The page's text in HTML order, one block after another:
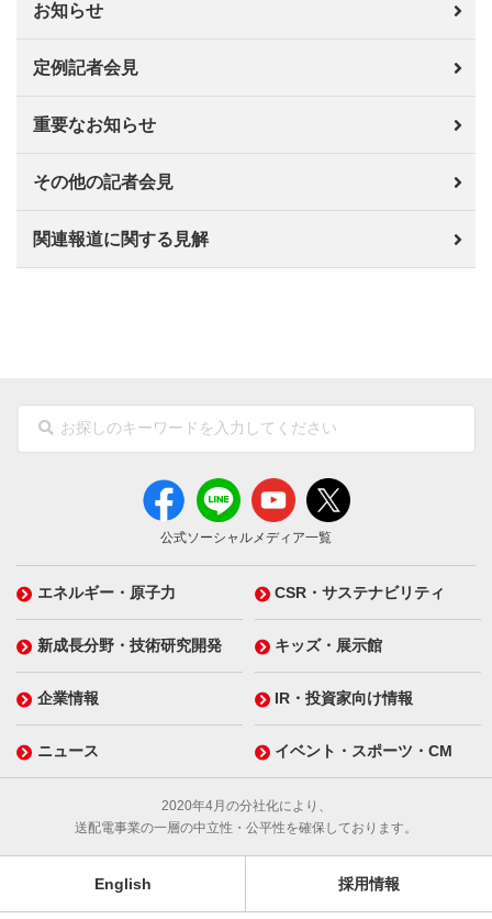
お知らせ
定例記者会見
重要なお知らせ
その他の記者会見
関連報道に関する見解
公式ソーシャルメディア一覧
エネルギー・原子力 CSR・サステナビリティ
新成長分野・技術研究開発 キッズ・展示館
企業情報 IR・投資家向け情報
ニュース イベント・スポーツ・CM
2020年4月の分社化により、
送配電事業の一層の中立性・公平性を確保しております。
English 採用情報